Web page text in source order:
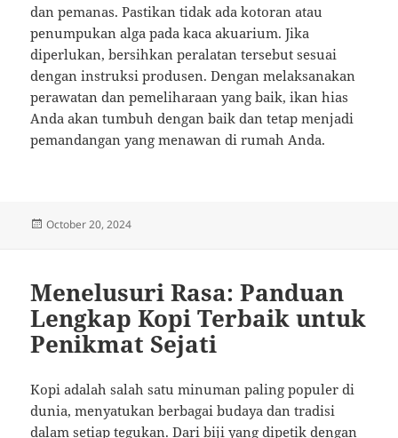
dan pemanas. Pastikan tidak ada kotoran atau
penumpukan alga pada kaca akuarium. Jika
diperlukan, bersihkan peralatan tersebut sesuai
dengan instruksi produsen. Dengan melaksanakan
perawatan dan pemeliharaan yang baik, ikan hias
Anda akan tumbuh dengan baik dan tetap menjadi
pemandangan yang menawan di rumah Anda.
Posted
October 20, 2024
Menelusuri Rasa: Panduan
Lengkap Kopi Terbaik untuk
Penikmat Sejati
Kopi adalah salah satu minuman paling populer di
dunia, menyatukan berbagai budaya dan tradisi
dalam setiap tegukan. Dari biji yang dipetik dengan